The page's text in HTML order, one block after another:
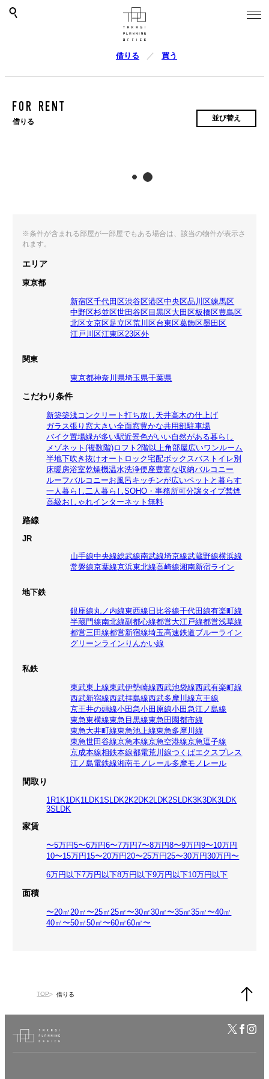
借りる 買う
FOR RENT
借りる 並び替え
※条件が含まれる部屋が一部屋でもある場合は、該当の物件が表示さ
れます。
エリア
東京都
新宿区千代田区渋谷区港区中央区品川区練馬区
中野区杉並区世田谷区目黒区大田区板橋区豊島区
北区文京区足立区荒川区台東区葛飾区墨田区
江戸川区江東区23区外
関東
東京都神奈川県埼玉県千葉県
こだわり条件
新築築浅コンクリート打ち放し 天井高木の仕上げ
ガラス張り 窓大きい全面窓豊かな共用部駐車場
バイク置場緑が多い駅近景色がいい自然がある暮らし
メゾネット(複数階)ロフト 2階以上角部屋広いワンルーム
半地下吹き抜けオートロック宅配ボックスバストイレ別
床暖房浴室乾燥機温水洗浄便座豊富な収納バルコニー
ルーフバルコニーお風呂 キッチンが広いペットと暮らす
一人暮らし 二人暮らしSOHO・事務所可分譲タイプ禁煙
高級 おしゃれインターネット無料
路線
JR
山手線中央線総武線南武線埼京線武蔵野線横浜線
常磐線京葉線京浜東北線高崎線湘南新宿ライン
地下鉄
銀座線丸ノ内線東西線 日比谷線千代田線有楽町線
半蔵門線南北線副都心線都営大江戸線都営浅草線
都営三田線都営新宿線埼玉高速鉄道ブルーライン
グリーンライン りんかい線
私鉄
東武東上線東武伊勢崎線西武池袋線西武有楽町線
西武新宿線西武拝島線西武多摩川線京王線
京王井の頭線小田急小田原線小田急江ノ島線
東急東横線東急目黒線東急田園都市線
東急大井町線東急池上線東急多摩川線
東急世田谷線京急本線京急空港線京急逗子線
京成本線相鉄本線都電荒川線つくばエクスプレス
江ノ島電鉄線湘南モノレール多摩モノレール
間取り
1R1K1DK1LDK1SLDK2K2DK2LDK2SLDK3K3DK3LDK
3SLDK
家賃
〜5万円5〜6万円6〜7万円7〜8万円8〜9万円9〜10万円
10〜15万円 15〜20万円 20〜25万円 25〜30万円30万円〜
6万円以下7万円以下8万円以下9万円以下10万円以下
面積
〜20㎡ 20㎡〜25㎡ 25㎡〜30㎡30㎡〜35㎡35㎡〜40㎡
40㎡〜50㎡50㎡〜60㎡60㎡〜
TOP 借りる